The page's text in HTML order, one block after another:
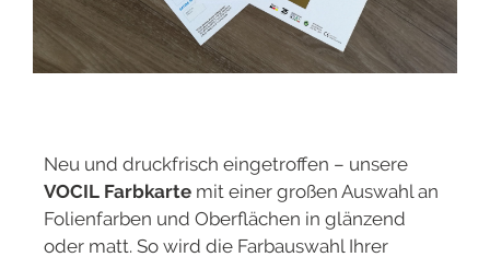
Neu und druckfrisch eingetroffen – unsere
VOCIL Farbkarte mit einer großen Auswahl an
Folienfarben und Oberflächen in glänzend
oder matt. So wird die Farbauswahl Ihrer